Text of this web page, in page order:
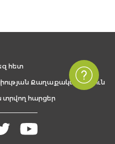
հետ
Քաղաքականություն
հարցեր